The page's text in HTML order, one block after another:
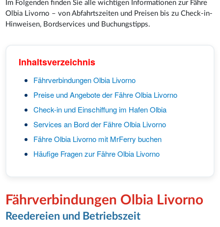
Im Folgenden finden Sie alle wichtigen Informationen zur Fähre
Olbia Livorno – von Abfahrtszeiten und Preisen bis zu Check-in-
Hinweisen, Bordservices und Buchungstipps.
Inhaltsverzeichnis
Fährverbindungen Olbia Livorno
Preise und Angebote der Fähre Olbia Livorno
Check-in und Einschiffung im Hafen Olbia
Services an Bord der Fähre Olbia Livorno
Fähre Olbia Livorno mit MrFerry buchen
Häufige Fragen zur Fähre Olbia Livorno
Fährverbindungen Olbia Livorno
Reedereien und Betriebszeit